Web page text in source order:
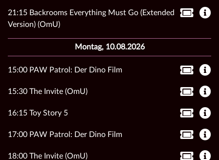
21:15 Backrooms Everything Must Go (Extended
Version) (OmU)
Montag, 10.08.2026
15:00 PAW Patrol: Der Dino Film
15:30 The Invite (OmU)
16:15 Toy Story 5
17:00 PAW Patrol: Der Dino Film
18:00 The Invite (OmU)